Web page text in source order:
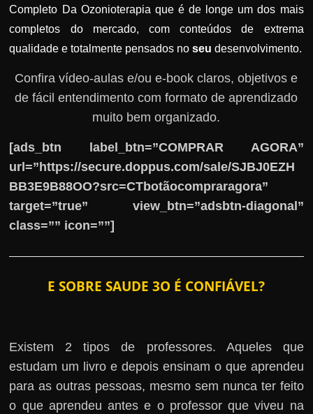
Completo Da Ozonioterapia que é de longe um dos mais
completos do mercado, com conteúdos de extrema
qualidade e totalmente pensados noseu desenvolvimento.
Confira vídeo-aulas e/ou e-book claros, objetivos e
de fácil entendimento com formato de aprendizado
muito bem organizado.
[ads_btn label_btn=”COMPRAR AGORA”
url=”https://secure.doppus.com/sale/SJBJ0EZH
BB3E9B88OO?src=CTbotãocompraragora”
target=”true” view_btn=”adsbtn-diagonal”
class=”” icon=””]
E SOBRE SAUDE 3O É CONFIÁVEL?
Existem 2 tipos de professores. Aqueles que
estudam um livro e depois ensinam o que aprendeu
para as outras pessoas, mesmo sem nunca ter feito
o que aprendeu antes e o professor que viveu na